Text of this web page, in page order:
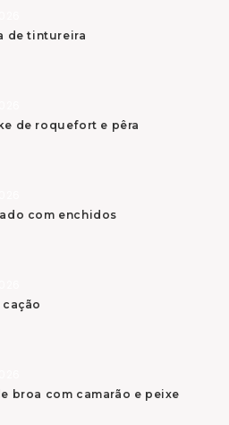
de tintureira
de roquefort e pêra
com enchidos
broa com camarão e peixe